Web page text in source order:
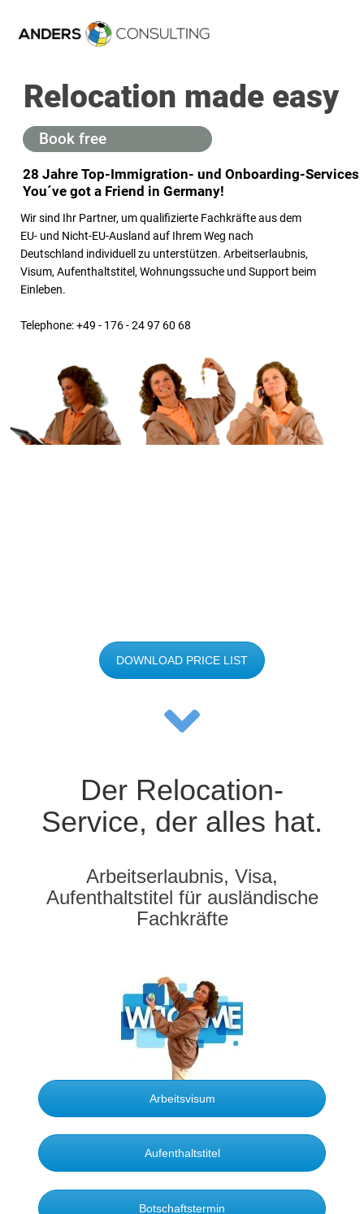
Relocation made easy
28 Jahre Top-Immigration- und Onboarding-Services
You´ve got a Friend in Germany!
Book free
consultation
Wir sind Ihr Partner, um qualifizierte Fachkräfte aus dem
EU- und Nicht-EU-Ausland auf Ihrem Weg nach
Deutschland individuell zu unterstützen. Arbeitserlaubnis,
Visum, Aufenthaltstitel, Wohnungssuche und Support beim
Einleben.
Telephone: +49 - 176 - 24 97 60 68
DOWNLOAD PRICE LIST
Der Relocation-
Service, der alles hat.
Arbeitserlaubnis, Visa,
Aufenthaltstitel für ausländische
Fachkräfte
Arbeitsvisum
Aufenthaltstitel
Botschaftstermin